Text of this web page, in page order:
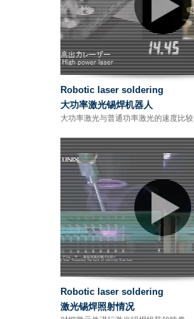
Robotic laser soldering
大功率激光锡焊机器人
大功率激光与普通功率激光的速度比较
Robotic laser soldering
激光锡焊照射情况